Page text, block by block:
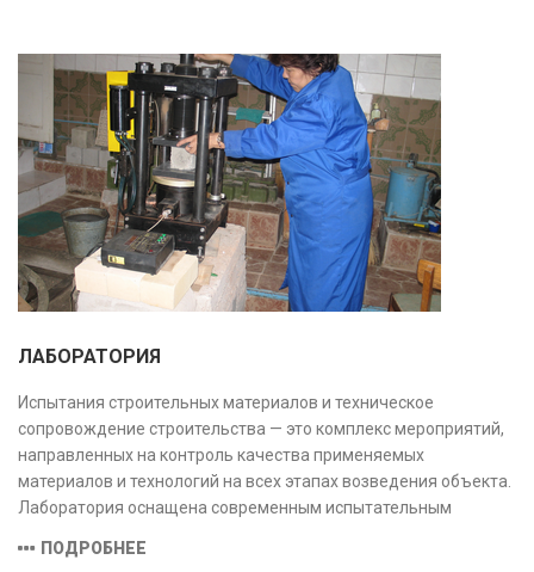
ЛАБОРАТОРИЯ
Испытания строительных материалов и техническое
сопровождение строительства — это комплекс мероприятий,
направленных на контроль качества применяемых
материалов и технологий на всех этапах возведения объекта.
Лаборатория оснащена современным испытательным
соответствующими заявленной области аккредитации.
ПОДРОБНЕЕ